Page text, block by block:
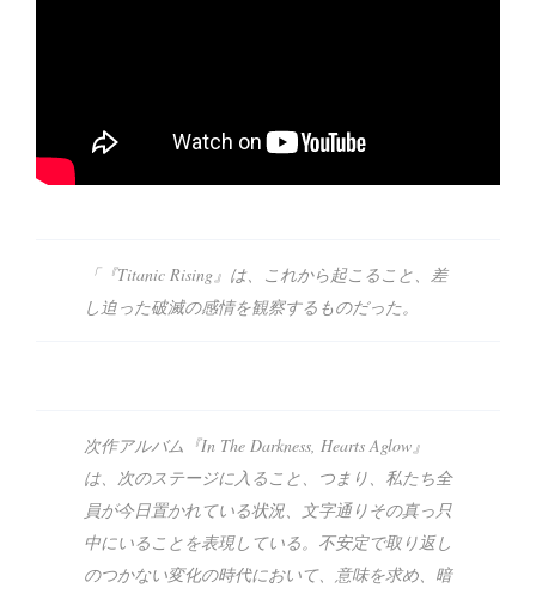
「『Titanic Rising』は、これから起こること、差
し迫った破滅の感情を観察するものだった。
次作アルバム『In The Darkness, Hearts Aglow』
は、次のステージに入ること、つまり、私たち全
員が今日置かれている状況、文字通りその真っ只
中にいることを表現している。不安定で取り返し
のつかない変化の時代において、意味を求め、暗